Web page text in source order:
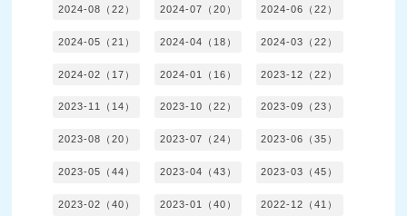
2024-08（22） 2024-07（20） 2024-06（22）
2024-05（21） 2024-04（18） 2024-03（22）
2024-02（17） 2024-01（16） 2023-12（22）
2023-11（14） 2023-10（22） 2023-09（23）
2023-08（20） 2023-07（24） 2023-06（35）
2023-05（44） 2023-04（43） 2023-03（45）
2023-02（40） 2023-01（40） 2022-12（41）